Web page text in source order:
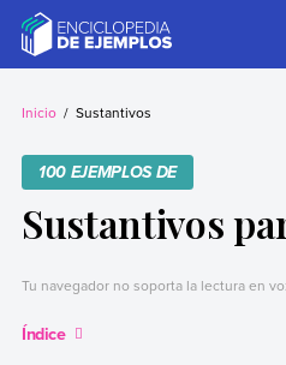
contentEjemplos
Necesitas ejemplos.
Inicio Sustantivos
100 EJEMPLOS DE
Sustantivos
Tu navegador no soporta la lectura en
Índice